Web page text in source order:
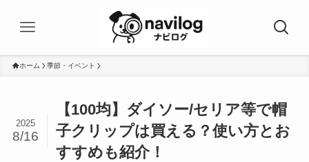
ホーム 季節・イベント
【100均】ダイソー/セリア等で帽
子クリップは買える？使い方とお
すすめも紹介！
2025
8/16